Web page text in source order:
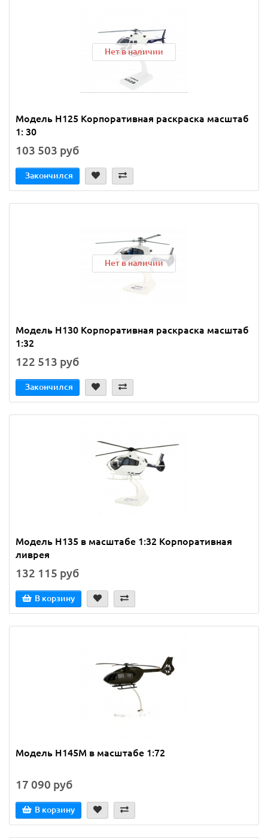
Нет в наличии
Модель H125 Корпоративная раскраска масштаб
1: 30
103 503 руб
Закончился
Нет в наличии
Модель H130 Корпоративная раскраска масштаб
1:32
122 513 руб
Закончился
Модель H135 в масштабе 1:32 Корпоративная
ливрея
132 115 руб
В корзину
Модель H145M в масштабе 1:72
17 090 руб
В корзину